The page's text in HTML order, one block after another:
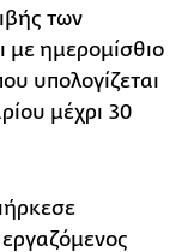
των
με ημερομίσθιο
υπολογίζεται
μέχρι 30